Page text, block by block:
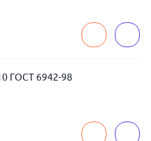
ГОСТ 6942-98